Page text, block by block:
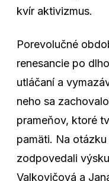
kvír aktivizmus.
Porevolučné
renesancie po
utláčaní a
neho sa
prameňov, ktoré
pamäti. Na
zodpovedali
Valkovičová a